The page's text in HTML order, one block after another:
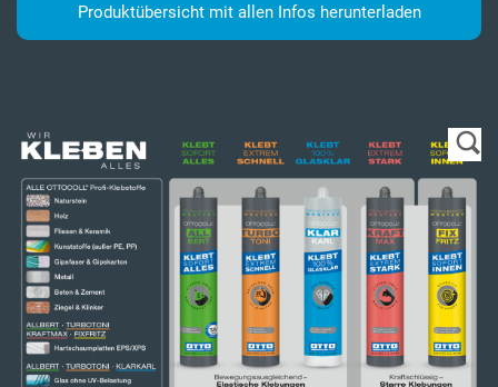
Produktübersicht mit allen Infos herunterladen